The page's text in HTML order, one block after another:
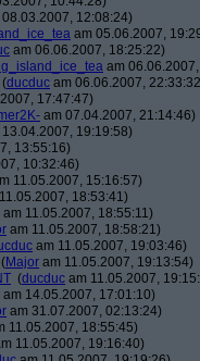
12:08:24)
am 05.06.2007,
am 06.06.2007, 18:25:22)
am
(ducduc am 06.06.2007,
17:47:47)
am 07.04.2007, 21:14:46)
19:19:58)
13:55:16)
10:32:46)
11.05.2007, 15:16:57)
18:53:41)
am 11.05.2007, 18:55:11)
am 11.05.2007, 18:58:21)
am 11.05.2007, 19:03:46)
(Major am 11.05.2007, 19:13:54)
(ducduc am 11.05.2007,
am 14.05.2007, 17:01:10)
am 31.07.2007, 02:13:24)
11.05.2007, 18:55:45)
11.05.2007, 19:16:40)